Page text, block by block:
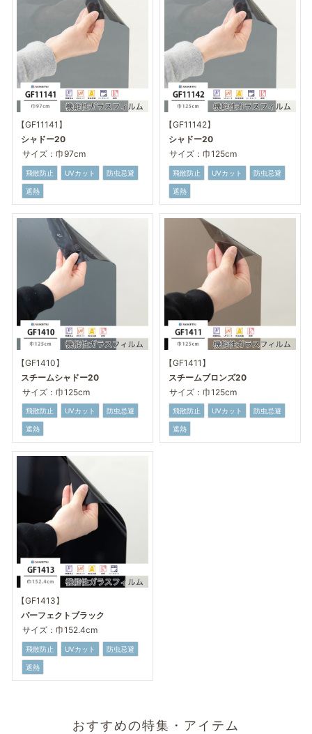
【GF11141】
シャドー20
サイズ：巾97cm
飛散防止 UVカット 防虫忌避
遮熱
【GF11142】
シャドー20
サイズ：巾125cm
飛散防止 UVカット 防虫忌避
遮熱
【GF1410】
スチームシャドー20
サイズ：巾125cm
飛散防止 UVカット 防虫忌避
遮熱
【GF1411】
スチームブロンズ20
サイズ：巾125cm
飛散防止 UVカット 防虫忌避
遮熱
【GF1413】
パーフェクトブラック
サイズ：巾152.4cm
飛散防止 UVカット 防虫忌避
遮熱
おすすめの特集・アイテム